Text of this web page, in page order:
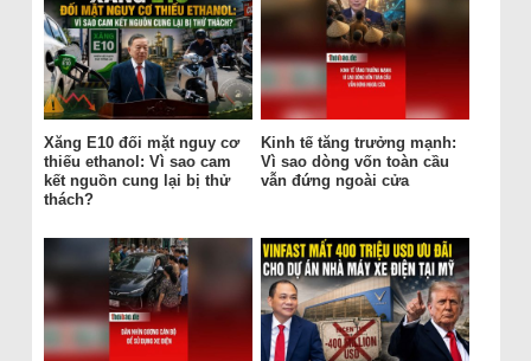
Xăng E10 đối mặt nguy cơ
thiếu ethanol: Vì sao cam
kết nguồn cung lại bị thử
thách?
Kinh tế tăng trưởng mạnh:
Vì sao dòng vốn toàn cầu
vẫn đứng ngoài cửa